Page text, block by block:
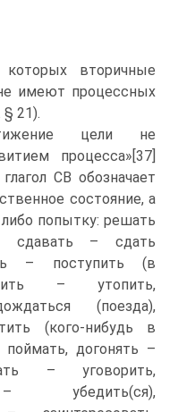
вторичные
имеют процессных
21).
цели не
процесса»[37]
СВ обозначает
состояние, а
попытку: решать
сдавать – сдать
– поступить (в
– утопить,
(поезда),
(кого-нибудь в
поймать, догонять –
– уговорить,
убедить(ся),